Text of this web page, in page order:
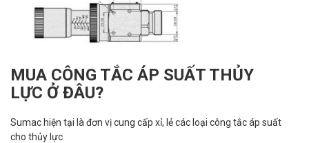
MUA CÔNG TẮC ÁP SUẤT THỦY
LỰC Ở ĐÂU?
Sumac hiện tại là đơn vị cung cấp xỉ, lẻ các loại công tắc áp suất
cho thủy lực